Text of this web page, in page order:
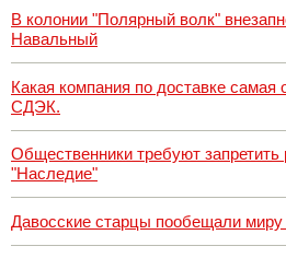
В колонии "Полярный волк"
Навальный
Какая компания по доставке самая
СДЭК.
Общественники требуют
"Наследие"
Давосские старцы пообещали